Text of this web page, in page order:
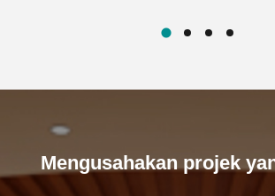
Mengusahakan projek